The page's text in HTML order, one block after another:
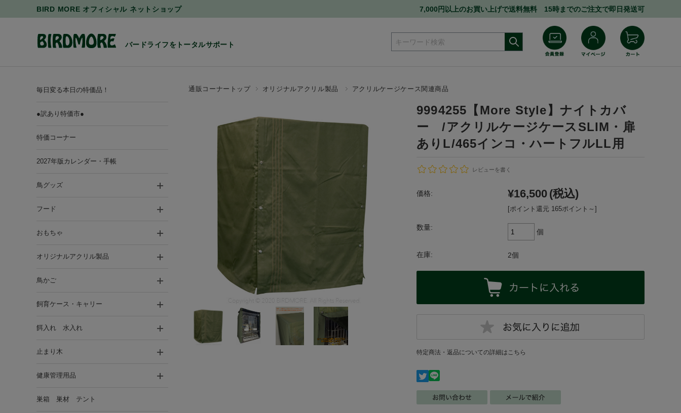
BIRD MORE オフィシャル ネットショップ 7,000円以上のお買い上げで送料無料 15時までのご注文で即日発送可
バードライフをトータルサポート
通販コーナートップ オリジナルアクリル製品 アクリルケージケース関連商品
9994255【More Style】ナイトカバ
ー /アクリルケージケースSLIM・扉
ありL/465インコ・ハートフルLL用
レビューを書く
価格: ¥16,500 (税込)
[ポイント還元 165ポイント～]
数量:
個
在庫: 2個
特定商法・返品についての詳細はこちら
毎日変る本日の特価品！
●訳あり特価市●
特価コーナー
2027年版カレンダー・手帳
鳥グッズ
フード
おもちゃ
オリジナルアクリル製品
鳥かご
飼育ケース・キャリー
餌入れ 水入れ
止まり木
健康管理用品
巣箱 巣材 テント